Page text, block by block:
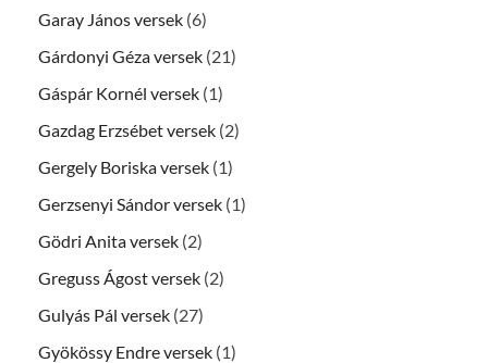
Garay János versek (6)
Gárdonyi Géza versek (21)
Gáspár Kornél versek (1)
Gazdag Erzsébet versek (2)
Gergely Boriska versek (1)
Gerzsenyi Sándor versek (1)
Gödri Anita versek (2)
Greguss Ágost versek (2)
Gulyás Pál versek (27)
Gyökössy Endre versek (1)